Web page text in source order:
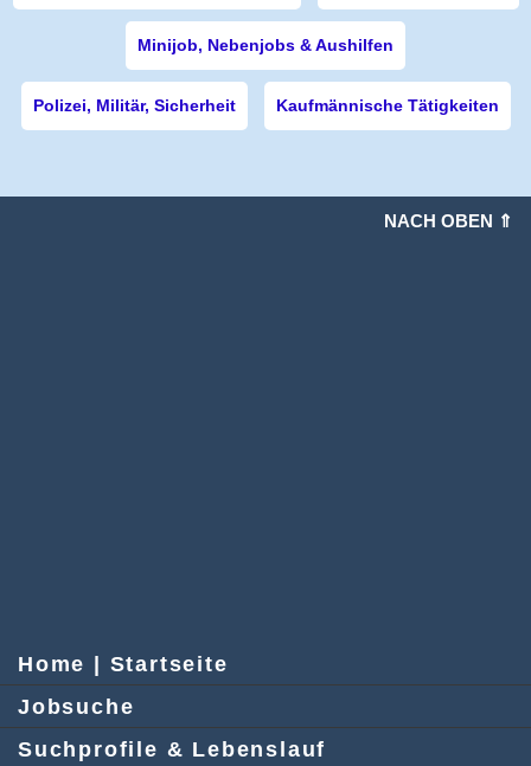
Minijob, Nebenjobs & Aushilfen
Polizei, Militär, Sicherheit Kaufmännische Tätigkeiten
NACH OBEN ⇑
Home | Startseite
Jobsuche
Suchprofile & Lebenslauf